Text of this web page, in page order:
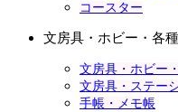
コースター
文房具・ホビー・各
文房具・ホビー
文房具・ステー
手帳・メモ帳